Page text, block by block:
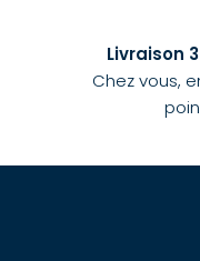
Livraison
Chez vous,